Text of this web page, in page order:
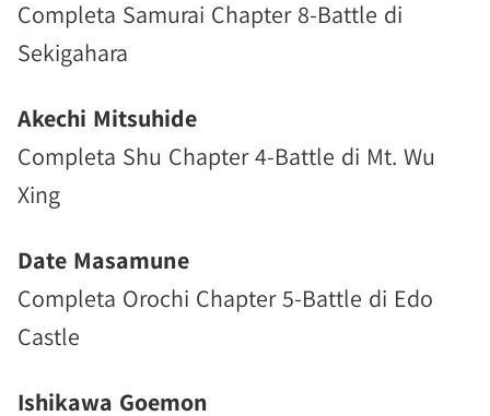
Completa Samurai Chapter 8-Battle di
Sekigahara
Akechi Mitsuhide
Completa Shu Chapter 4-Battle di Mt. Wu
Xing
Date Masamune
Completa Orochi Chapter 5-Battle di Edo
Castle
Ishikawa Goemon